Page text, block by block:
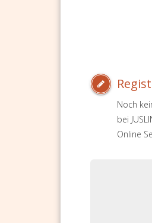
Noch
bei
Online